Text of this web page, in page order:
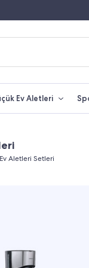
Ev Aletleri
Aletleri Setleri